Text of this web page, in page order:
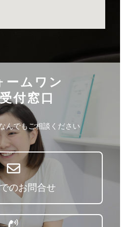
ームワン
付窓口
んでもご相談ください
のお問合せ